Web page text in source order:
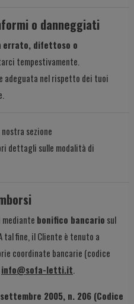
o danneggiati
errato, difettoso o
tempestivamente.
adeguata nel rispetto dei tuoi
sezione
dettagli sulle modalità di
bonifico bancario sul
fine, il Cliente è tenuto a
coordinate bancarie (codice
info@sofa-letti.it
2005, n. 206 (Codice